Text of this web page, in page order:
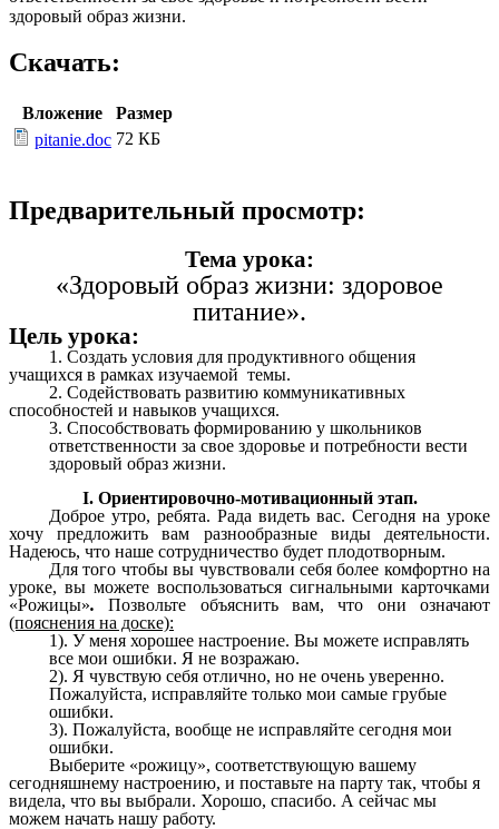
здоровый образ жизни.
Скачать:
Вложение
Размер
pitanie.doc 72 КБ
Предварительный просмотр:
Тема урока:
«Здоровый образ жизни: здоровое
питание».
Цель урока:
1. Создать условия для продуктивного общения
учащихся в рамках изучаемой темы.
2. Содействовать развитию коммуникативных
способностей и навыков учащихся.
3. Способствовать формированию у школьников
ответственности за свое здоровье и потребности вести
здоровый образ жизни.
I. Ориентировочно-мотивационный этап.
Доброе утро, ребята. Рада видеть вас. Сегодня на уроке
хочу предложить вам разнообразные виды деятельности.
Надеюсь, что наше сотрудничество будет плодотворным.
Для того чтобы вы чувствовали себя более комфортно на
уроке, вы можете воспользоваться сигнальными карточками
«Рожицы». Позвольте объяснить вам, что они означают
(пояснения на доске):
1). У меня хорошее настроение. Вы можете исправлять
все мои ошибки. Я не возражаю.
2). Я чувствую себя отлично, но не очень уверенно.
Пожалуйста, исправляйте только мои самые грубые
ошибки.
3). Пожалуйста, вообще не исправляйте сегодня мои
ошибки.
Выберите «рожицу», соответствующую вашему
сегодняшнему настроению, и поставьте на парту так, чтобы я
видела, что вы выбрали. Хорошо, спасибо. А сейчас мы
можем начать нашу работу.